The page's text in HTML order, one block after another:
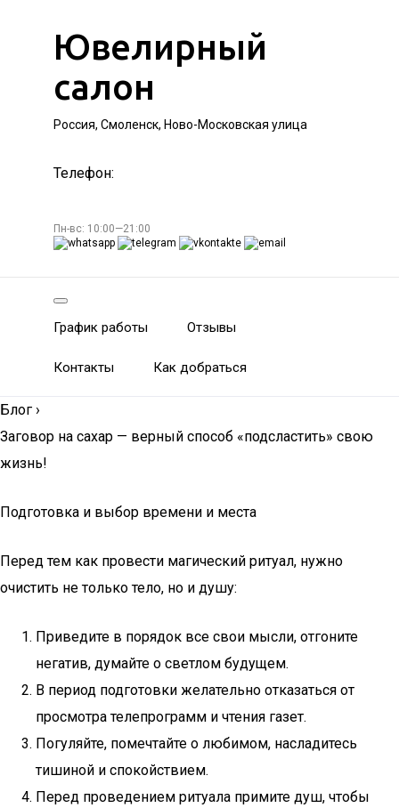
Ювелирный
салон
Россия, Смоленск, Ново-Московская улица
Телефон:
Пн-вс: 10:00—21:00
График работы Отзывы
Контакты Как добраться
Блог ›
Заговор на сахар — верный способ «подсластить» свою
жизнь!
Подготовка и выбор времени и места
Перед тем как провести магический ритуал, нужно
очистить не только тело, но и душу:
Приведите в порядок все свои мысли, отгоните
негатив, думайте о светлом будущем.
В период подготовки желательно отказаться от
просмотра телепрограмм и чтения газет.
Погуляйте, помечтайте о любимом, насладитесь
тишиной и спокойствием.
Перед проведением ритуала примите душ, чтобы